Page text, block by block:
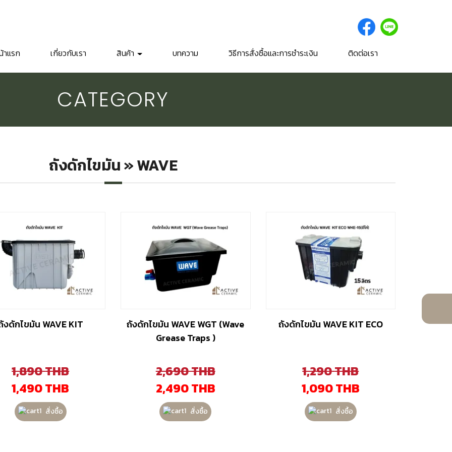
าแรก เกี่ยวกับเรา สินค้า บทความ วิธีการสั่งซื้อและการชำระเงิน ติดต่อเรา
CATEGORY
ถังดักไขมัน » WAVE
งดักไขมัน WAVE KIT
1,890THB
1,490THB
สั่งซื้อ
ถังดักไขมัน WAVE WGT (Wave
Grease Traps )
2,690THB
2,490THB
สั่งซื้อ
ถังดักไขมัน WAVE KIT ECO
1,290THB
1,090THB
สั่งซื้อ